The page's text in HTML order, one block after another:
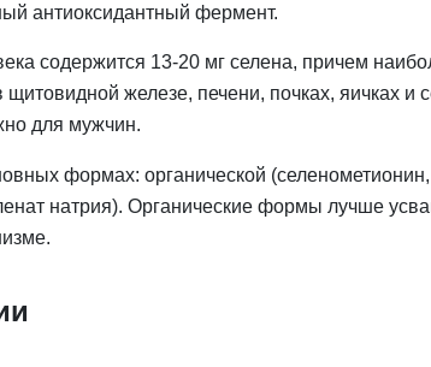
антиоксидантный фермент.
содержится 13-20 мг селена, причем
щитовидной железе, печени, почках, яичках и
для мужчин.
формах: органической
натрия). Органические формы лучше